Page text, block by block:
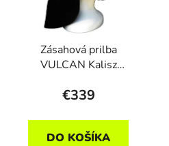
Zásahová prilba
VULCAN Kalisz
€339
DO KOŠÍKA